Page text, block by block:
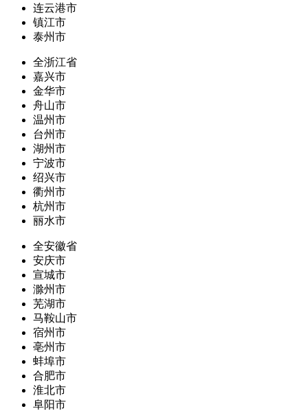
连云港市
镇江市
泰州市
全浙江省
嘉兴市
金华市
舟山市
温州市
台州市
湖州市
宁波市
绍兴市
衢州市
杭州市
丽水市
全安徽省
安庆市
宣城市
滁州市
芜湖市
马鞍山市
宿州市
亳州市
蚌埠市
合肥市
淮北市
阜阳市